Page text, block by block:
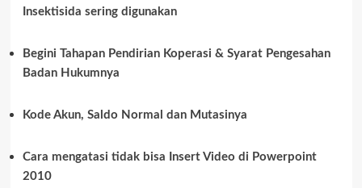
Insektisida sering digunakan
Begini Tahapan Pendirian Koperasi & Syarat Pengesahan
Badan Hukumnya
Kode Akun, Saldo Normal dan Mutasinya
Cara mengatasi tidak bisa Insert Video di Powerpoint
2010